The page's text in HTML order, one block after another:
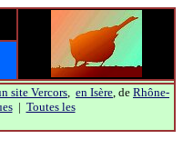
site Vercors, en Isère, de Rhône-
| Toutes les